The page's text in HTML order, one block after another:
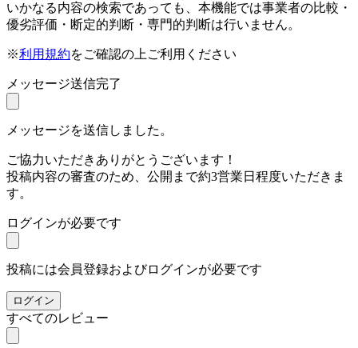
いかなる内容の検索であっても、本機能では事業者の比較・
優劣評価・断定的判断・専門的判断は行いません。
※利用規約をご確認の上ご利用ください
メッセージ送信完了
メッセージを送信しました。
ご協力いただきありがとうございます！
投稿内容の審査のため、公開まで約3営業日程度いただきま
す。
ログインが必要です
投稿には会員登録およびログインが必要です
ログイン
すべてのレビュー